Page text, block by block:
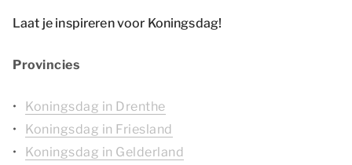
Laat je inspireren voor Koningsdag!
Provincies
Koningsdag in Drenthe
Koningsdag in Friesland
Koningsdag in Gelderland